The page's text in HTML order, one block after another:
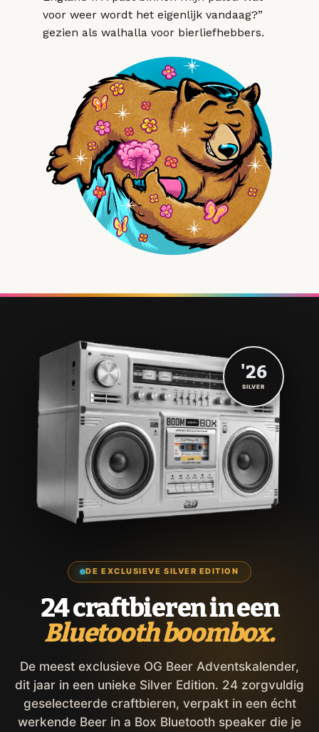
voor weer wordt het eigenlijk vandaag?”
gezien als walhalla voor bierliefhebbers.
DE EXCLUSIEVE SILVER EDITION
24 craftbieren in een
Bluetooth boombox.
De meest exclusieve OG Beer Adventskalender,
dit jaar in een unieke Silver Edition. 24 zorgvuldig
geselecteerde craftbieren, verpakt in een écht
werkende Beer in a Box Bluetooth speaker die je
'26
SILVER